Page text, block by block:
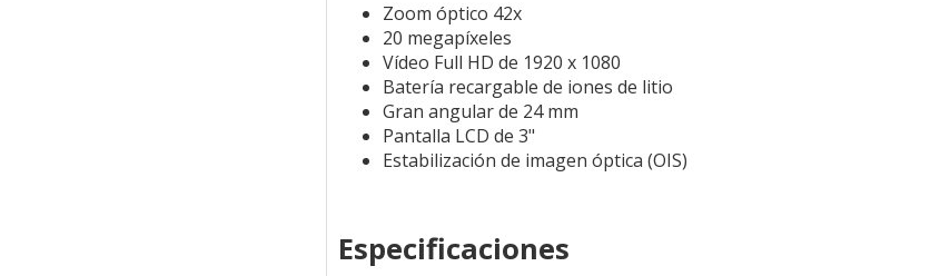
Zoom óptico 42x
20 megapíxeles
Vídeo Full HD de 1920 x 1080
Batería recargable de iones de litio
Gran angular de 24 mm
Pantalla LCD de 3"
Estabilización de imagen óptica (OIS)
Especificaciones